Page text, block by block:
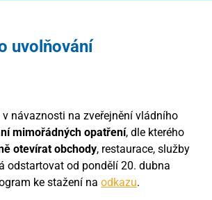
uvolňování
návaznosti na zveřejnění vládního
mimořádných opatření, dle kterého
otevírat obchody, restaurace, služby
odstartovat od pondělí 20. dubna
ke stažení naodkazu.